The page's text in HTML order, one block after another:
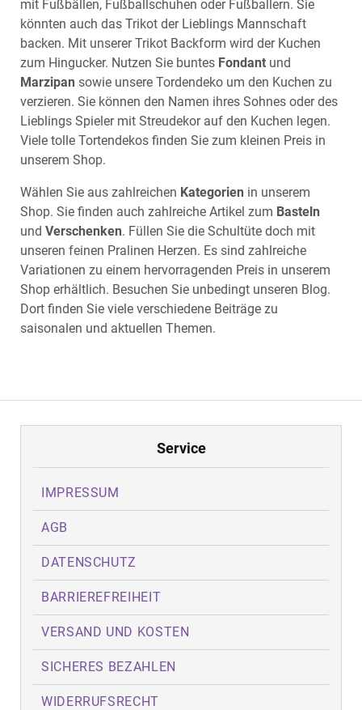
mit Fußbällen, Fußballschuhen oder Fußballern. Sie
könnten auch das Trikot der Lieblings Mannschaft
backen. Mit unsererTrikot Backform wird der Kuchen
zum Hingucker. Nutzen Sie buntes Fondant und
Marzipan sowie unsere Tordendeko um den Kuchen zu
verzieren. Sie können den Namen ihres Sohnes oder des
Lieblings Spieler mit Streudekor auf den Kuchen legen.
Viele tolle Tortendekos finden Sie zum kleinen Preis in
unserem Shop.
Wählen Sie aus zahlreichen Kategorien in unserem
Shop. Sie finden auch zahlreiche Artikel zum Basteln
und Verschenken. Füllen Sie die Schultüte doch mit
unseren feinen Pralinen Herzen. Es sind zahlreiche
Variationen zu einem hervorragenden Preis in unserem
Shop erhältlich. Besuchen Sie unbedingt unseren Blog.
Dort finden Sie viele verschiedene Beiträge zu
saisonalen und aktuellen Themen.
Service
IMPRESSUM
AGB
DATENSCHUTZ
BARRIEREFREIHEIT
VERSAND UND KOSTEN
SICHERES BEZAHLEN
WIDERRUFSRECHT